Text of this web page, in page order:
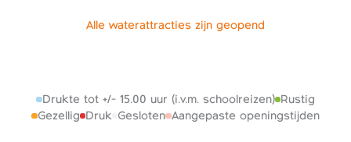
Alle waterattracties zijn geopend
Aangepaste openingstijden
Druk
Drukte tot +/- 15.00 uur (i.v.m. schoolreizen)
Gesloten
Gezellig
Rustig